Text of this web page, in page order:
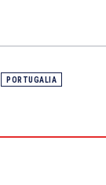
PORTUGALIA